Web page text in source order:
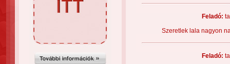
Feladó:
Szeretlek lala nagyon
Feladó: